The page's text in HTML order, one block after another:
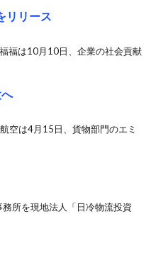
リリース
福は10月10日、企業の社会貢献
空は4月15日、貨物部門のエミ
所を現地法人「日冷物流投資